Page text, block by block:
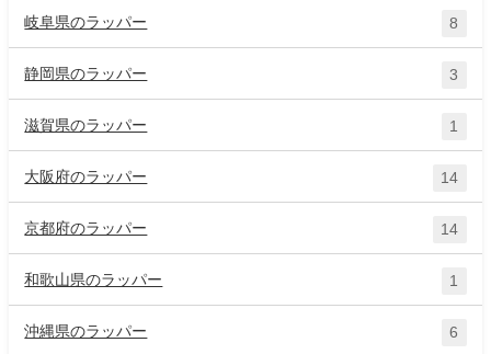
岐阜県のラッパー 8
静岡県のラッパー 3
滋賀県のラッパー 1
大阪府のラッパー 14
京都府のラッパー 14
和歌山県のラッパー 1
沖縄県のラッパー 6